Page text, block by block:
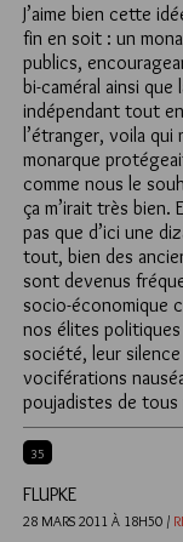
J’aime bien cette
fin en soit : un
publics,
bi-caméral ainsi que
indépendant tout
l’étranger, voila qui
monarque
comme nous le
ça m’irait très bien.
pas que d’ici une
tout, bien des
sont devenus
socio-économique
nos élites
société, leur
vociférations
poujadistes de tous
35
FLUPKE
28 MARS 2011 À 18H50 /